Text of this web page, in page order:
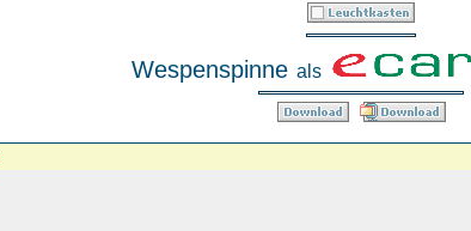
Wespenspinne als